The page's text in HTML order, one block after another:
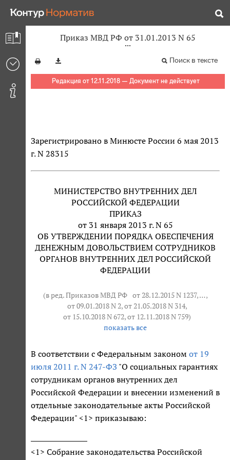
Приказ МВД РФ от 31.01.2013 N 65
Поиск в тексте
Редакция от 12.11.2018 — Документ не действует
Зарегистрировано в Минюсте России 6 мая 2013
г. N 28315
МИНИСТЕРСТВО ВНУТРЕННИХ ДЕЛ
РОССИЙСКОЙ ФЕДЕРАЦИИ
ПРИКАЗ
от 31 января 2013 г. N 65
ОБ УТВЕРЖДЕНИИ ПОРЯДКА ОБЕСПЕЧЕНИЯ
ДЕНЕЖНЫМ ДОВОЛЬСТВИЕМ СОТРУДНИКОВ
ОРГАНОВ ВНУТРЕННИХ ДЕЛ РОССИЙСКОЙ
ФЕДЕРАЦИИ
(в ред. Приказов МВД РФ от 28.12.2015 N 1237, … ,
от 09.01.2018 N 2, от 21.05.2018 N 314,
от 15.10.2018 N 672, от 12.11.2018 N 759)
показать все
В соответствии с Федеральным законом от 19
июля 2011 г. N 247-ФЗ "О социальных гарантиях
сотрудникам органов внутренних дел
Российской Федерации и внесении изменений в
отдельные законодательные акты Российской
Федерации" <1> приказываю:
<1> Собрание законодательства Российской